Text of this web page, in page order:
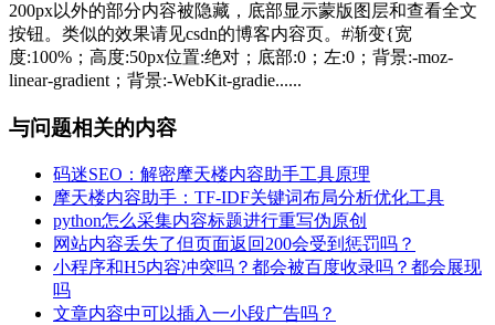
200px以外的部分内容被隐藏，底部显示蒙版图层和查看全文
按钮。类似的效果请见csdn的博客内容页。#渐变{宽
度:100%；高度:50px位置:绝对；底部:0；左:0；背景:-moz-
linear-gradient；背景:-WebKit-gradie......
与问题相关的内容
码迷SEO：解密摩天楼内容助手工具原理
摩天楼内容助手：TF-IDF关键词布局分析优化工具
python怎么采集内容标题进行重写伪原创
网站内容丢失了但页面返回200会受到惩罚吗？
小程序和H5内容冲突吗？都会被百度收录吗？都会展现
吗
文章内容中可以插入一小段广告吗？